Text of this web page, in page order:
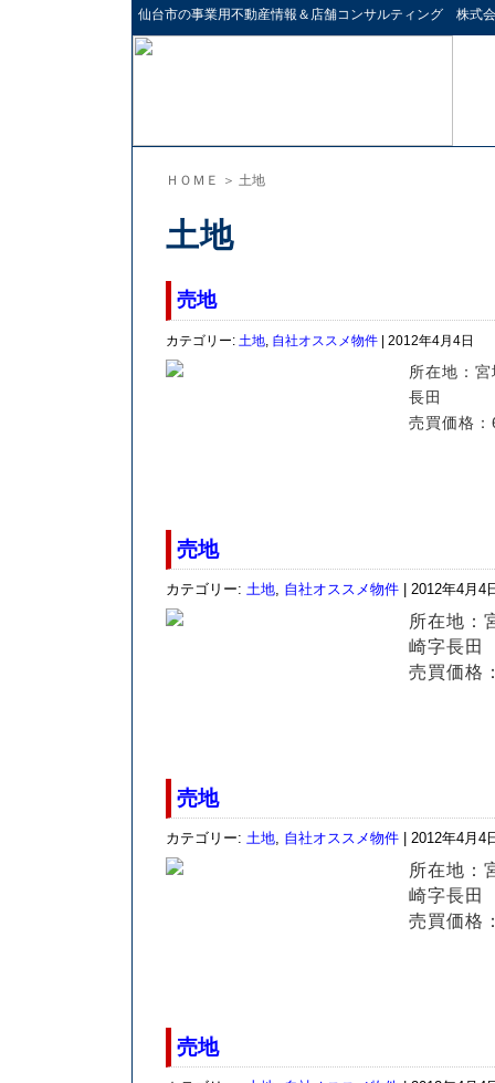
仙台市の事業用不動産情報＆店舗コンサルティング 株式
ＨＯＭＥ ＞ 土地
土地
売地
カテゴリー: 土地 自社オススメ物件 | 2012年4月4日
所在地：
長田
売買価格
売地
カテゴリー: 土地, 自社オススメ物件 | 2012年4月4
所在地：
崎字長田
売買価格
売地
カテゴリー: 土地, 自社オススメ物件 | 2012年4月4
所在地：
崎字長田
売買価格
売地